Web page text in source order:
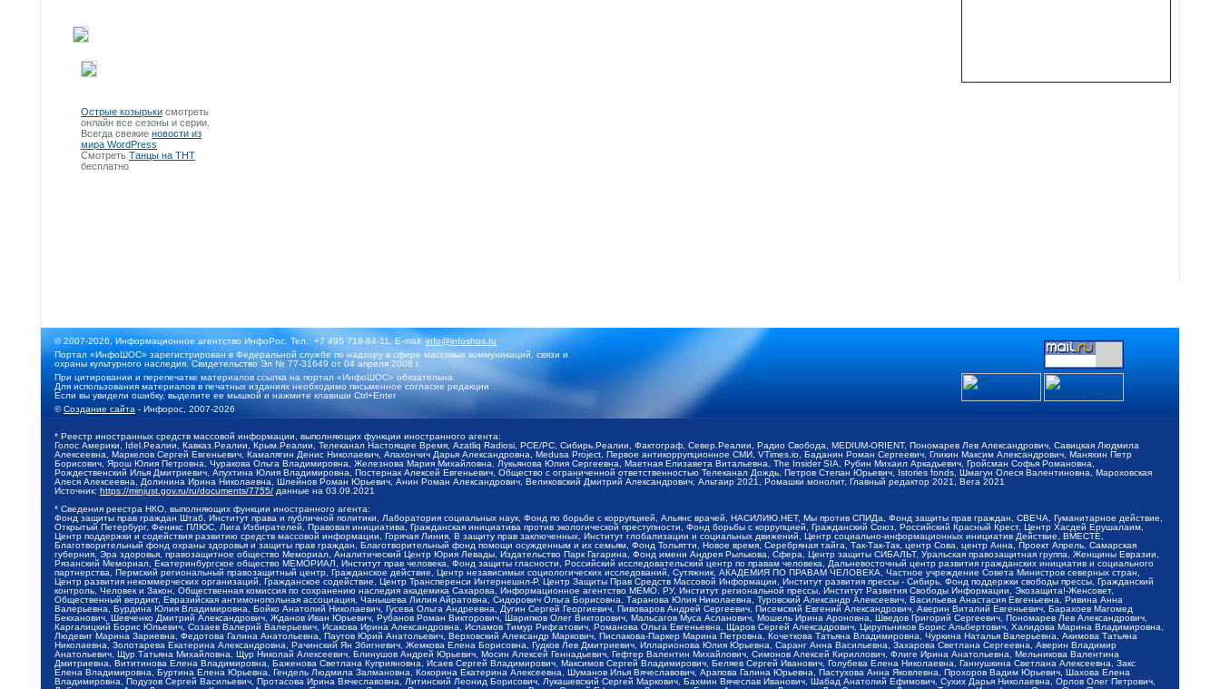
Острые козырьки смотреть
онлайн все сезоны и серии.
Всегда свежие новости из
мира WordPress
Смотреть Танцы на ТНТ
бесплатно
© 2007-2026, Информационное агентство ИнфоРос. Тел.: +7 495 718-84-11, E-mail:info@infoshos.ru
Портал «ИнфоШОС» зарегистрирован в Федеральной службе по надзору в сфере массовых коммуникаций, связи и
охраны культурного наследия. Свидетельство Эл № 77-31649 от 04 апреля 2008 г.
При цитировании и перепечатке материалов ссылка на портал «ИнфоШОС» обязательна.
Для использования материалов в печатных изданиях необходимо письменное согласие редакции
Если вы увидели ошибку, выделите ее мышкой и нажмите клавиши Ctrl+Enter
©Создание сайта - Инфорос, 2007-2026
* Реестр иностранных средств массовой информации, выполняющих функции иностранного агента:
Голос Америки, Idel.Реалии, Кавказ.Реалии, Крым.Реалии, Телеканал Настоящее Время, Azatliq Radiosi, PCE/PC, Сибирь.Реалии, Фактограф, Север.Реалии, Радио Свобода, MEDIUM-ORIENT, Пономарев Лев Александрович, Савицкая Людмила
Алексеевна, Маркелов Сергей Евгеньевич, Камалягин Денис Николаевич, Апахончич Дарья Александровна, Medusa Project, Первое антикоррупционное СМИ, VTimes.io, Баданин Роман Сергеевич, Гликин Максим Александрович, Маняхин Петр
Борисович, Ярош Юлия Петровна, Чуракова Ольга Владимировна, Железнова Мария Михайловна, Лукьянова Юлия Сергеевна, Маетная Елизавета Витальевна, The Insider SIA, Рубин Михаил Аркадьевич, Гройсман Софья Романовна,
Рождественский Илья Дмитриевич, Апухтина Юлия Владимировна, Постернак Алексей Евгеньевич, Общество с ограниченной ответственностью Телеканал Дождь, Петров Степан Юрьевич, Istories fonds, Шмагун Олеся Валентиновна, Мароховская
Алеся Алексеевна, Долинина Ирина Николаевна, Шлейнов Роман Юрьевич, Анин Роман Александрович, Великовский Дмитрий Александрович, Альтаир 2021, Ромашки монолит, Главный редактор 2021, Вега 2021
Источник: https://minjust.gov.ru/ru/documents/7755/ данные на 03.09.2021
* Сведения реестра НКО, выполняющих функции иностранного агента:
Фонд защиты прав граждан Штаб, Институт права и публичной политики, Лаборатория социальных наук, Фонд по борьбе с коррупцией, Альянс врачей, НАСИЛИЮ.НЕТ, Мы против СПИДа, Фонд защиты прав граждан, СВЕЧА, Гуманитарное действие,
Открытый Петербург, Феникс ПЛЮС, Лига Избирателей, Правовая инициатива, Гражданская инициатива против экологической преступности, Фонд борьбы с коррупцией, Гражданский Союз, Российский Красный Крест, Центр Хасдей Ерушалаим,
Центр поддержки и содействия развитию средств массовой информации, Горячая Линия, В защиту прав заключенных, Институт глобализации и социальных движений, Центр социально-информационных инициатив Действие, ВМЕСТЕ,
Благотворительный фонд охраны здоровья и защиты прав граждан, Благотворительный фонд помощи осужденным и их семьям, Фонд Тольятти, Новое время, Серебряная тайга, Так-Так-Так, центр Сова, центр Анна, Проект Апрель, Самарская
губерния, Эра здоровья, правозащитное общество Мемориал, Аналитический Центр Юрия Левады, Издательство Парк Гагарина, Фонд имени Андрея Рылькова, Сфера, Центр защиты СИБАЛЬТ, Уральская правозащитная группа, Женщины Евразии,
Рязанский Мемориал, Екатеринбургское общество МЕМОРИАЛ, Институт прав человека, Фонд защиты гласности, Российский исследовательский центр по правам человека, Дальневосточный центр развития гражданских инициатив и социального
партнерства, Пермский региональный правозащитный центр, Гражданское действие, Центр независимых социологических исследований, Сутяжник, АКАДЕМИЯ ПО ПРАВАМ ЧЕЛОВЕКА, Частное учреждение Совета Министров северных стран,
Центр развития некоммерческих организаций, Гражданское содействие, Центр Трансперенси Интернешнл-Р, Центр Защиты Прав Средств Массовой Информации, Институт развития прессы - Сибирь, Фонд поддержки свободы прессы, Гражданский
контроль, Человек и Закон, Общественная комиссия по сохранению наследия академика Сахарова, Информационное агентство МЕМО. РУ, Институт региональной прессы, Институт Развития Свободы Информации, Экозащита!-Женсовет,
Общественный вердикт, Евразийская антимонопольная ассоциация, Чанышева Лилия Айратовна, Сидорович Ольга Борисовна, Таранова Юлия Николаевна, Туровский Александр Алексеевич, Васильева Анастасия Евгеньевна, Ривина Анна
Валерьевна, Бурдина Юлия Владимировна, Бойко Анатолий Николаевич, Гусева Ольга Андреевна, Дугин Сергей Георгиевич, Пивоваров Андрей Сергеевич, Писемский Евгений Александрович, Аверин Виталий Евгеньевич, Барахоев Магомед
Бекханович, Шевченко Дмитрий Александрович, Жданов Иван Юрьевич, Рубанов Роман Викторович, Шарипков Олег Викторович, Мальсагов Муса Асланович, Мошель Ирина Ароновна, Шведов Григорий Сергеевич, Пономарев Лев Александрович,
Каргалицкий Борис Юльевич, Созаев Валерий Валерьевич, Исакова Ирина Александровна, Исламов Тимур Рифгатович, Романова Ольга Евгеньевна, Щаров Сергей Алексадрович, Цирульников Борис Альбертович, Халидова Марина Владимировна,
Людевиг Марина Зариевна, Федотова Галина Анатольевна, Паутов Юрий Анатольевич, Верховский Александр Маркович, Пислакова-Паркер Марина Петровна, Кочеткова Татьяна Владимировна, Чуркина Наталья Валерьевна, Акимова Татьяна
Николаевна, Золотарева Екатерина Александровна, Рачинский Ян Збигневич, Жемкова Елена Борисовна, Гудков Лев Дмитриевич, Илларионова Юлия Юрьевна, Саранг Анна Васильевна, Захарова Светлана Сергеевна, Аверин Владимир
Анатольевич, Щур Татьяна Михайловна, Щур Николай Алексеевич, Блинушов Андрей Юрьевич, Мосин Алексей Геннадьевич, Гефтер Валентин Михайлович, Симонов Алексей Кириллович, Флиге Ирина Анатольевна, Мельникова Валентина
Дмитриевна, Вититинова Елена Владимировна, Баженова Светлана Куприяновна, Исаев Сергей Владимирович, Максимов Сергей Владимирович, Беляев Сергей Иванович, Голубева Елена Николаевна, Ганнушкина Светлана Алексеевна, Закс
Елена Владимировна, Буртина Елена Юрьевна, Гендель Людмила Залмановна, Кокорина Екатерина Алексеевна, Шуманов Илья Вячеславович, Арапова Галина Юрьевна, Пастухова Анна Яковлевна, Прохоров Вадим Юрьевич, Шахова Елена
Владимировна, Подузов Сергей Васильевич, Протасова Ирина Вячеславовна, Литинский Леонид Борисович, Лукашевский Сергей Маркович, Бахмин Вячеслав Иванович, Шабад Анатолий Ефимович, Сухих Дарья Николаевна, Орлов Олег Петрович,